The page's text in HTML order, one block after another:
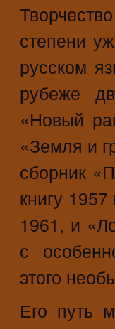
степени
русском
рубеже
«Новый
«Земля и
сборник
книгу
1961, и
с
этого
Его путь